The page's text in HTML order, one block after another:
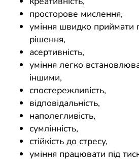
просторове мислення,
уміння швидко приймати
рішення,
асертивність,
уміння легко
іншими,
спостережливість,
відповідальність,
наполегливість,
сумлінність,
стійкість до стресу,
уміння працювати під